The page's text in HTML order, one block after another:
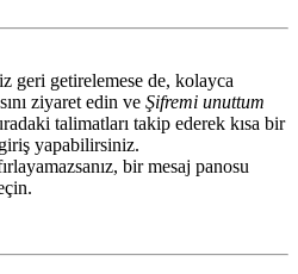
geri getirelemese de, kolayca
ziyaret edin ve Şifremi unuttum
talimatları takip ederek kısa bir
yapabilirsiniz.
bir mesaj panosu